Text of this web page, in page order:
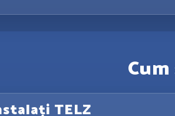
TELZ